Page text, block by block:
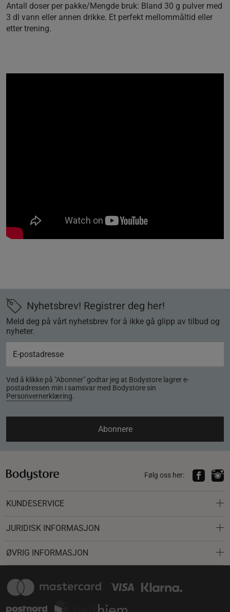
Antall doser per pakke/Mengde bruk: Bland 30 g pulver med
3 dl vann eller annen drikke. Et perfekt mellommåltid eller
etter trening.
Nyhetsbrev! Registrer deg her!
Meld deg på vårt nyhetsbrev for å ikke gå glipp av tilbud og
nyheter.
Ved å klikke på "Abonner" godtar jeg at Bodystore lagrer e-
postadressen min i samsvar med Bodystore sin
Personvernerklæring.
Abonnere
Følg oss her:
KUNDESERVICE
JURIDISK INFORMASJON
ØVRIG INFORMASJON